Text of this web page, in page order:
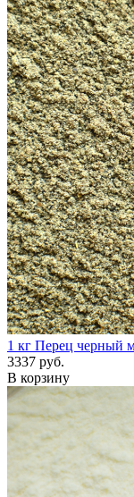
1 кг Перец черный
3337 руб.
В корзину